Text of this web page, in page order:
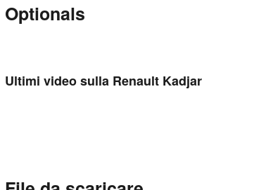
Optionals
Ultimi video sulla Renault Kadjar